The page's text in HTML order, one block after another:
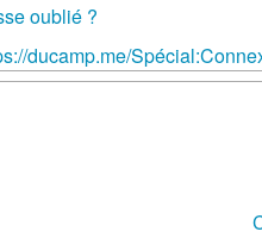
oublié ?
ducamp.me/